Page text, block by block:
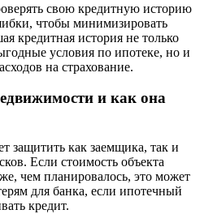
свою кредитную историю
чтобы минимизировать
кредитная история не только
условия по ипотеке, но и
на страхование.
и как она
защитить как заемщика, так и
Если стоимость объекта
чем планировалось, это может
для банка, если ипотечный
кредит.